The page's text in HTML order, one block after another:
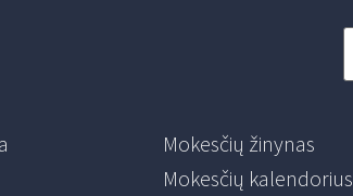
Mokesčių žinynas
Mokesčių kalendorius